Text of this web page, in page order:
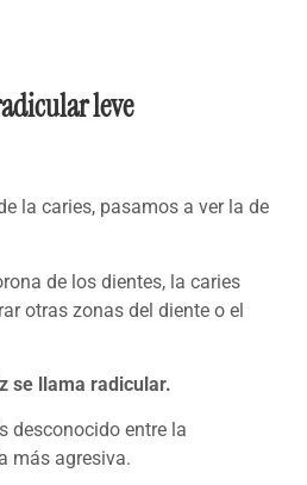
leve
la caries, pasamos a ver la de
de los dientes, la caries
otras zonas del diente o el
se llama radicular.
desconocido entre la
más agresiva.